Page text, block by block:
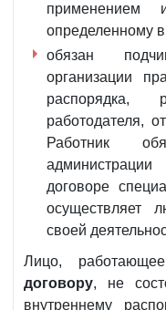
применением
определенному
обязан
организации
распорядка,
работодателя,
Работник
договоре
осуществляет
своей
Лицо,
договору, не
внутреннему